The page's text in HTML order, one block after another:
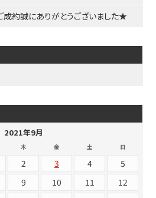
約誠にありがとうございました★
2021年9月
木 金 土 日
2 3 4
5
9 10 11
12